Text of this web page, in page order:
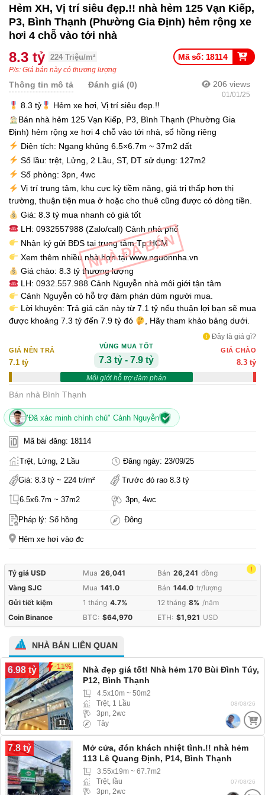
NHÀ ĐÃ BÁN
Hẻm XH, Vị trí siêu đẹp.!! nhà hẻm 125 Vạn Kiếp,
P3, Bình Thạnh (Phường Gia Định) hẻm rộng xe
hơi 4 chỗ vào tới nhà
Mã số: 18114
8.3 tỷ 224 Triệu/m²
P/s: Giá bán này có thương lượng
206 views
01/01/25
Thông tin mô tả Đánh giá (0)
8.3 tỷ
Hẻm xe hơi, Vị trí siêu đẹp.!!
Bán nhà hẻm 125 Vạn Kiếp, P3, Bình Thạnh (Phường Gia
Định) hẻm rộng xe hơi 4 chỗ vào tới nhà, sổ hồng riêng
Diện tích: Ngang khủng 6.5×6.7m ~ 37m2 đất
Số lầu: trệt, Lửng, 2 Lầu, ST, DT sử dụng: 127m2
Số phòng: 3pn, 4wc
Vị trí trung tâm, khu cực kỳ tiềm năng, giá trị thấp hơn thị
trường, thuận tiện mua ở hoặc cho thuê cũng được có dòng tiền.
Giá: 8.3 tỷ mua nhanh có giá tốt
LH: 0932557988 (Zalo/call) Cảnh nhà phố
Nhận ký gửi BĐS tại trung tâm Tp.HCM
Xem thêm nhiều nhà hơn tại www.nguonnha.vn
Giá chào: 8.3 tỷ thương lượng
LH: 0932.557.988 Cảnh Nguyễn nhà môi giới tận tâm
Cảnh Nguyễn có hỗ trợ đàm phán dùm người mua.
Lời khuyên: Trả giá căn này từ 7.1 tỷ nếu thuận lợi bạn sẽ mua
được khoảng 7.3 tỷ đến 7.9 tỷ đó
, Hãy tham khảo bảng dưới.
Đây là giá gì?
GIÁ NÊN TRẢ
7.1 tỷ
VÙNG MUA TỐT
7.3 tỷ - 7.9 tỷ
Môi giới hỗ trợ đàm phán
GIÁ CHÀO
8.3 tỷ
Bán nhà Bình Thạnh
"Đã xác minh chính chủ" Cảnh Nguyễn
Mã bài đăng: 18114
Trệt, Lửng, 2 Lầu Đăng ngày: 23/09/25
Giá: 8.3 tỷ ~ 224 tr/m² Trước đó rao 8.3 tỷ
6.5x6.7m ~ 37m2 3pn, 4wc
Pháp lý: Sổ hồng Đông
Hẻm xe hơi vào đc
!
Tỷ giá USD Mua 26,041 Bán 26,241 đồng
Vàng SJC
Mua 141.0 Bán 144.0 tr/lượng
Gửi tiết kiệm
1 tháng 4.7% 12 tháng 8% /năm
Coin Binance
BTC: $64,970 ETH: $1,921 USD
NHÀ BÁN LIÊN QUAN
6.98 tỷ -11%
11
Nhà đẹp giá tốt! Nhà hẻm 170 Bùi Đình Túy,
P12, Bình Thạnh
4.5x10m ~ 50m2
Trệt, 1 Lầu
3pn, 2wc
Tây
08/08/26
7.8 tỷ
Mở cửa, đón khách nhiệt tình.!! nhà hẻm
113 Lê Quang Định, P14, Bình Thạnh
(Phường Bình Thạnh) hẻm ba gác
3.55x19m ~ 67.7m2
Trệt, lầu
3pn, 2wc
07/08/26